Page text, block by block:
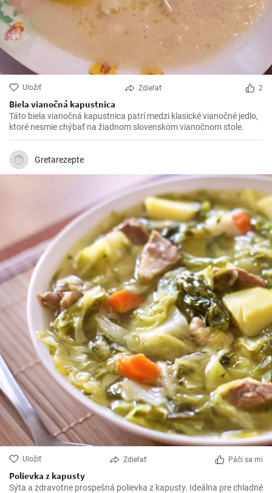
Uložiť Zdieľať 2
Biela vianočná kapustnica
Táto biela vianočná kapustnica patrí medzi klasické vianočné jedlo,
ktoré nesmie chýbať na žiadnom slovenskom vianočnom stole.
Gretarezepte
Uložiť Zdieľať Páči sa mi
Polievka z kapusty
Sýta a zdravotne prospešná polievka z kapusty. Ideálna pre chladné